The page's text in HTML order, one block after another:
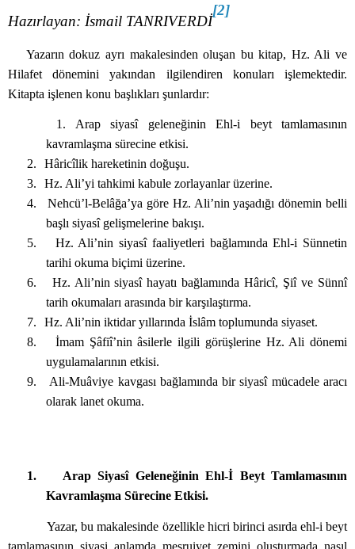
Hazırlayan: İsmail TANRIVERDİ
[2]
Yazarın dokuz ayrı makalesinden oluşan bu kitap, Hz. Ali ve
Hilafet dönemini yakından ilgilendiren konuları işlemektedir.
Kitapta işlenen konu başlıkları şunlardır:
1. Arap siyasî geleneğinin Ehl-i beyt tamlamasının
kavramlaşma sürecine etkisi.
2.
Hâricîlik hareketinin doğuşu.
3.
Hz. Ali’yi tahkimi kabule zorlayanlar üzerine.
4.
Nehcü’l-Belâğa’ya göre Hz. Ali’nin yaşadığı dönemin belli
başlı siyasî gelişmelerine bakışı.
5.
Hz. Ali’nin siyasî faaliyetleri bağlamında Ehl-i Sünnetin
tarihi okuma biçimi üzerine.
6.
Hz. Ali’nin siyasî hayatı bağlamında Hâricî, Şiî ve Sünnî
tarih okumaları arasında bir karşılaştırma.
7.
Hz. Ali’nin iktidar yıllarında İslâm toplumunda siyaset.
8.
İmam Şâfiî’nin âsilerle ilgili görüşlerine Hz. Ali dönemi
uygulamalarının etkisi.
9.
Ali-Muâviye kavgası bağlamında bir siyasî mücadele aracı
olarak lanet okuma.
1.
Arap Siyasî Geleneğinin Ehl-İ Beyt Tamlamasının
Kavramlaşma Sürecine Etkisi.
Yazar, bu makalesinde özellikle hicri birinci asırda ehl-i beyt
tamlamasının siyasi anlamda meşruiyet zemini oluşturmada nasıl